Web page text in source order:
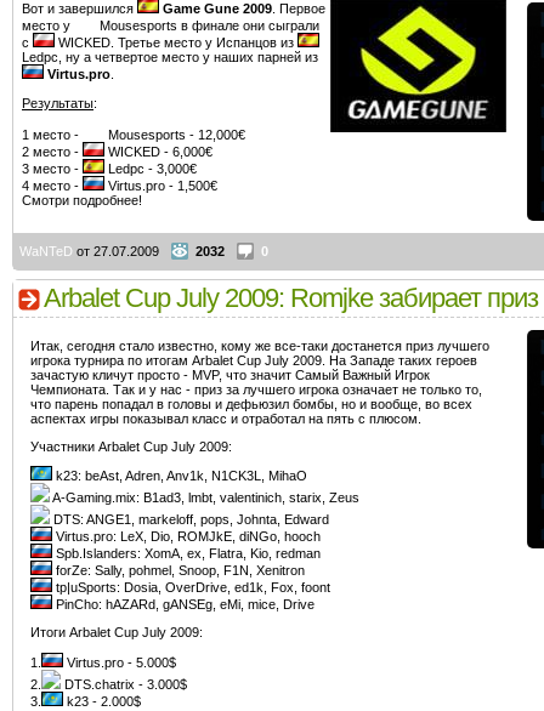
Вот и завершился Game Gune 2009 . Первое
место у
Mousesports в финале они сыграли
с
WICKED. Третье место у Испанцов из
Ledpc, ну а четвертое место у наших парней из
Virtus.pro
Результаты:
1 место -
Mousesports - 12,000€
2 место -
WICKED - 6,000€
3 место -
Ledpc - 3,000€
4 место -
Virtus.pro - 1,500€
Смотри подробнее!
WaNTeD от 27.07.2009 2032 0
Arbalet Cup July 2009: Romjke забирает
Итак, сегодня стало известно, кому же все-таки достанется приз лучшего
игрока турнира по итогам Arbalet Cup July 2009. На Западе таких героев
зачастую кличут просто - MVP, что значит Самый Важный Игрок
Чемпионата. Так и у нас - приз за лучшего игрока означает не только то,
что парень попадал в головы и дефьюзил бомбы, но и вообще, во всех
аспектах игры показывал класс и отработал на пять с плюсом.
Участники Arbalet Cup July 2009:
k23: beAst, Adren, Anv1k, N1CK3L, MihaO
A-Gaming.mix: B1ad3, lmbt, valentinich, starix, Zeus
DTS: ANGE1, markeloff, pops, Johnta, Edward
Virtus.pro: LeX, Dio, ROMJkE, diNGo, hooch
Spb.Islanders: XomA, ex, Flatra, Kio, redman
forZe: Sally, pohmel, Snoop, F1N, Xenitron
tp|uSports: Dosia, OverDrive, ed1k, Fox, foont
PinCho: hAZARd, gANSEg, eMi, mice, Drive
Итоги Arbalet Cup July 2009:
1.
Virtus.pro - 5.000$
2.
DTS.chatrix - 3.000$
3.
k23 - 2.000$